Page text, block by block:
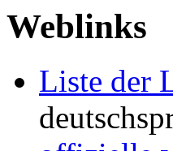
Weblinks
Liste der